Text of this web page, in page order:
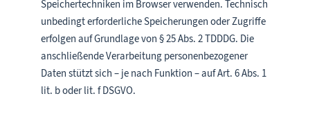
Speichertechniken im Browser verwenden. Technisch
unbedingt erforderliche Speicherungen oder Zugriffe
erfolgen auf Grundlage von § 25 Abs. 2 TDDDG. Die
anschließende Verarbeitung personenbezogener
Daten stützt sich – je nach Funktion – auf Art. 6 Abs. 1
lit. b oder lit. f DSGVO.